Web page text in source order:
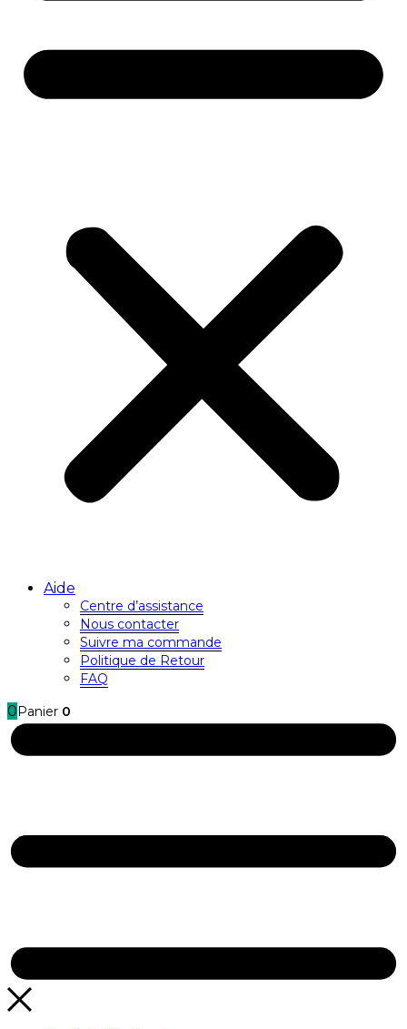
Aide
Centre d’assistance
Nous contacter
Suivre ma commande
Politique de Retour
FAQ
0 Panier 0